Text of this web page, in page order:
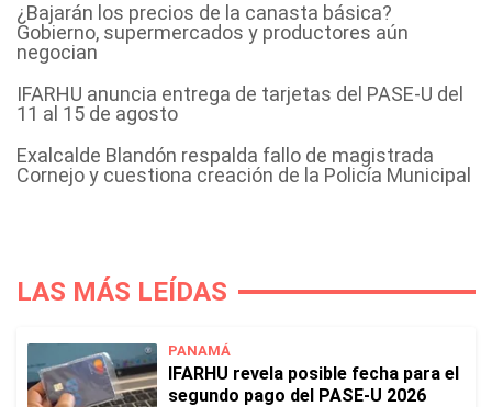
¿Bajarán los precios de la canasta básica?
Gobierno, supermercados y productores aún
negocian
IFARHU anuncia entrega de tarjetas del PASE-U del
11 al 15 de agosto
Exalcalde Blandón respalda fallo de magistrada
Cornejo y cuestiona creación de la Policía Municipal
LAS MÁS LEÍDAS
PANAMÁ
IFARHU revela posible fecha para el
segundo pago del PASE-U 2026